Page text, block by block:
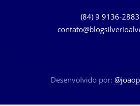
(84) 9 9136-2883
Desenvolvido por: